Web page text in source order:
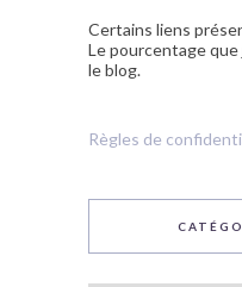
Certains liens
Le pourcentage
le blog.
Règles de